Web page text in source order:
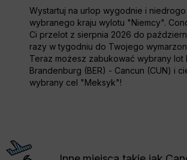
Wystartuj na urlop wygodnie i niedrogo
wybranego kraju wylotu "Niemcy".
Ci przelot z sierpnia 2026 do
razy w tygodniu do Twojego
Teraz możesz zabukować wybrany lot
Brandenburg (BER) - Cancun (CUN) i
wybrany cel "Meksyk"!